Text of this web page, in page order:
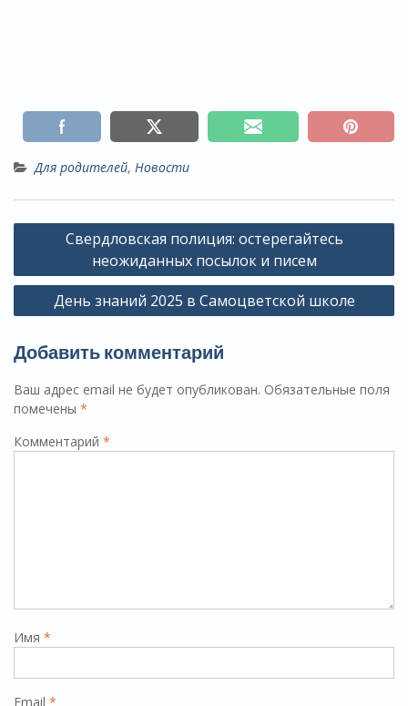
Для родителей, Новости
Навигация
записям
Свердловская полиция: остерегайтесь
неожиданных посылок и писем
День знаний 2025 в Самоцветской школе
Добавить комментарий
Ваш адрес email не будет опубликован. Обязательные поля
помечены *
Комментарий *
Имя *
Email *